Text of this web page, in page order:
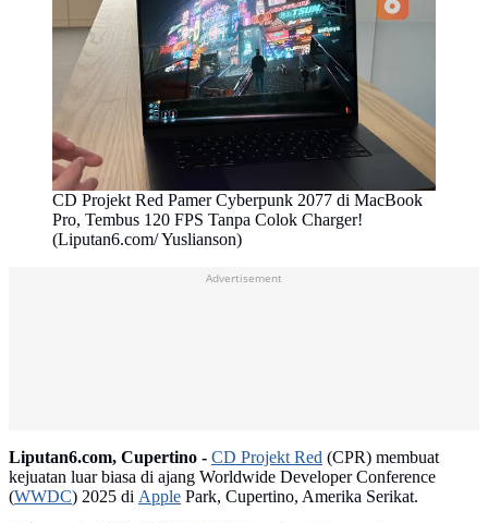
CD Projekt Red Pamer Cyberpunk 2077 di MacBook
Pro, Tembus 120 FPS Tanpa Colok Charger!
(Liputan6.com/ Yuslianson)
Liputan6.com, Cupertino - CD Projekt Red (CPR) membuat
kejuatan luar biasa di ajang Worldwide Developer Conference
(WWDC) 2025 di Apple Park, Cupertino, Amerika Serikat.